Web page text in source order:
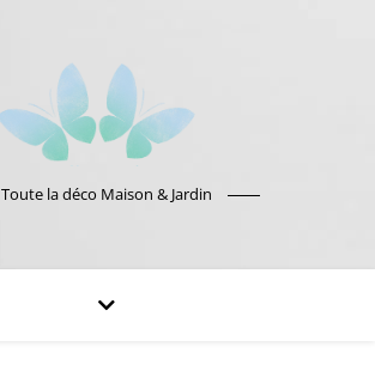
Toute la déco Maison & Jardin